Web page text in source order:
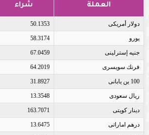
العملة شراء
دولار أمريكى 50.1353
يورو 58.3174
جنيه إسترلينى 67.0459
فرنك سويسرى 64.2019
100 ين يابانى 31.8927
ريال سعودى 13.3548
دينار كويتى 163.7071
درهم اماراتى 13.6475